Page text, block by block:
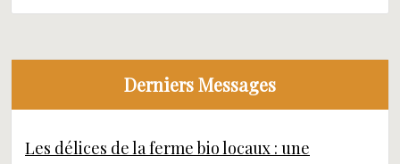
Derniers Messages
Les délices de la ferme bio locaux : une